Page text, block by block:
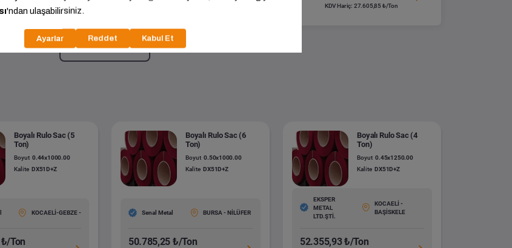
Kalite: DX51D+Z KDV Hariç: 27.605,85 ₺/Ton
Daha fazla göster
Boyalı Rulo Sac (5
Ton)
Boyut 0.44x1000.00
Kalite DX51D+Z
KOCAELİ-GEBZE -
Ton
Boyalı Rulo Sac (6
Ton)
Boyut 0.50x1000.00
Kalite DX51D+Z
Senal Metal BURSA - NİLÜFER
50.785,25 ₺/Ton
Boyalı Rulo Sac (4
Ton)
Boyut 0.45x1250.00
Kalite DX51D+Z
EKSPER
METAL
LTD.ŞTİ.
KOCAELİ -
BAŞİSKELE
52.355,93 ₺/Ton